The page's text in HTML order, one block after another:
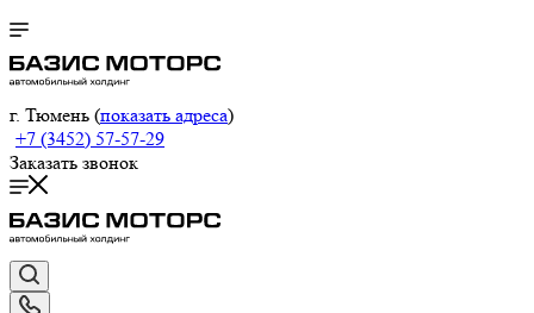
г. Тюмень (показать адреса)
+7 (3452) 57-57-29
Заказать звонок